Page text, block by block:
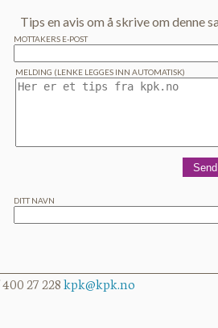
Tips en avis om å skrive om denne
MOTTAKERS E-POST
MELDING (LENKE LEGGES INN AUTOMATISK)
DITT NAVN
27 228kpk@kpk.no